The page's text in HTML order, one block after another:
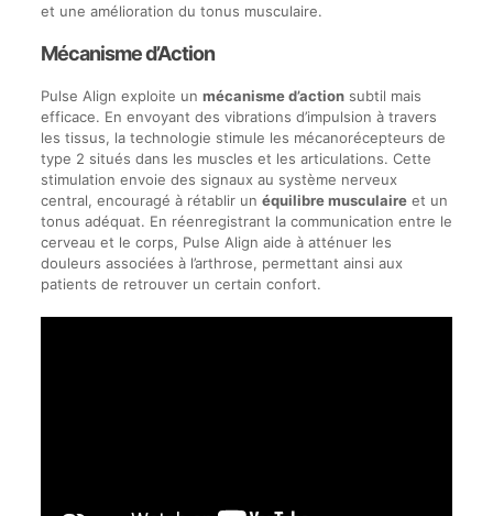
et une amélioration du tonus musculaire.
Mécanisme d’Action
Pulse Align exploite un mécanisme d’actionsubtil mais
efficace. En envoyant des vibrations d’impulsion à travers
les tissus, la technologie stimule les mécanorécepteurs de
type 2 situés dans les muscles et les articulations. Cette
stimulation envoie des signaux au système nerveux
central, encouragé à rétablir un équilibre musculaireet un
tonus adéquat. En réenregistrant la communication entre le
cerveau et le corps, Pulse Align aide à atténuer les
douleurs associées à l’arthrose, permettant ainsi aux
patients de retrouver un certain confort.